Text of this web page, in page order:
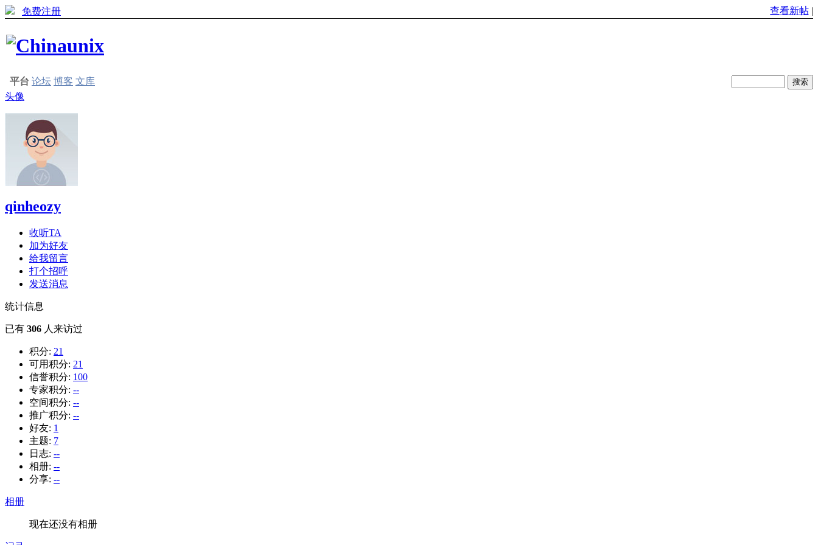
免费注册 查看新帖 |
平台 论坛 博客 文库
头像
qinheozy
收听TA
加为好友
给我留言
打个招呼
发送消息
统计信息
已有 306 人来访过
积分: 21
可用积分: 21
信誉积分: 100
专家积分: --
空间积分: --
推广积分: --
好友: 1
主题: 7
日志: --
相册: --
分享: --
相册
现在还没有相册